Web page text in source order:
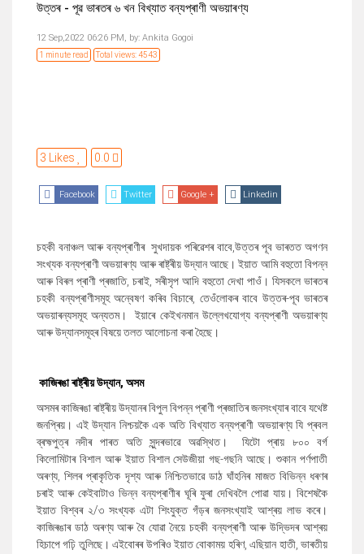
উত্তৰ - পূৱ ভাৰতৰ ৬ খন বিখ্যাত বন্যপ্ৰাণী অভয়াৰণ্য
12 Sep,2022 06:26 PM, by: Ankita Gogoi
1 minute read Total views: 4543
3 Likes 0.0
Facebook Twitter Google + Linkedin
চহকী বনাঞ্চল আৰু বন্যপ্ৰাণীৰ সুখদায়ক পৰিৱেশৰ বাবে,উত্তৰ পূব ভাৰতত অগণন
সংখ্যক বন্যপ্ৰাণী অভয়াৰণ্য আৰু ৰাষ্ট্ৰীয় উদ্যান আছে। ইয়াত আমি বহুতো বিপন্ন
আৰু বিৰল প্ৰাণী প্ৰজাতি, চৰাই, সৰীসৃপ আদি বহুতো দেখা পাওঁ। যিসকলে ভাৰতৰ
চহকী বন্যপ্ৰাণীসমূহ অন্বেষণ কৰিব বিচাৰে, তেওঁলোকৰ বাবে উত্তৰ-পূব ভাৰতৰ
অভয়াৰন্যসমূহ অন্যতম। ইয়াৰে কেইখনমান উল্লেখযোগ্য বন্যপ্ৰাণী অভয়াৰণ্য
আৰু উদ্যানসমূহৰ বিষয়ে তলত আলোচনা কৰা হৈছে।
কাজিৰঙা ৰাষ্ট্ৰীয় উদ্যান, অসম
অসমৰ কাজিৰঙা ৰাষ্ট্ৰীয় উদ্যানৰ বিপুল বিপন্ন প্ৰাণী প্ৰজাতিৰ জনসংখ্যাৰ বাবে যথেষ্ট
জনপ্ৰিয়। এই উদ্যান নিশ্চয়কৈ এক অতি বিখ্যাত বন্যপ্ৰাণী অভয়াৰণ্য যি প্ৰবল
ব্ৰহ্মপুত্ৰ নদীৰ পাৰত অতি সুন্দৰভাৱে অৱস্থিত। যিটো প্ৰায় ৮০০ বৰ্গ
কিলোমিটাৰ বিশালআৰু ইয়াত বিশাল সেউজীয়া গছ-গছনি আছে। শুকান পৰ্ণপাতী
অৰণ্য,শিলৰ প্ৰাকৃতিক দৃশ্য আৰু নিশ্চিতভাৱে ডাঠ ঘাঁহনিৰ মাজত বিভিন্ন ধৰণৰ
চৰাই আৰু কেইবাটাও ভিন্ন বন্যপ্ৰাণীৰ ঘূৰি ফুৰা দেখিবলৈ পোৱা যায়। বিশেষকৈ
ইয়াত বিশ্বৰ ২/৩ সংখ্যক এটা শিংযুক্ত গঁড়ৰ জনসংখ্যাই আশ্ৰয় লাভ কৰে।
কাজিৰঙাৰ ডাঠ অৰণ্য আৰু বৈ যোৱা নৈয়ে চহকী বন্যপ্ৰাণী আৰু উদ্ভিদৰ আশ্ৰয়
হিচাপে গঢ়ি তুলিছে। এইবোৰৰ উপৰিও ইয়াত বোকাময় হৰিণ,এছিয়ান হাতী,ভাৰতীয়